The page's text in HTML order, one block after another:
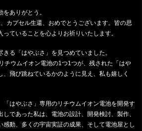
ありがとう。
カプセル生還、おめでとうございます。皆の思
ていることを心よりお祈りいたします。
る「はやぶさ」を見つめていました。
チウムイオン電池の1つ1つが、残された「はや
飛び跳ねているかのように見え、私も嬉しく
「はやぶさ」専用のリチウムイオン電池を開発す
であった私は、電池の設計、開発検討、製作、
動、多くの宇宙実証の成果、そして電池屋とし